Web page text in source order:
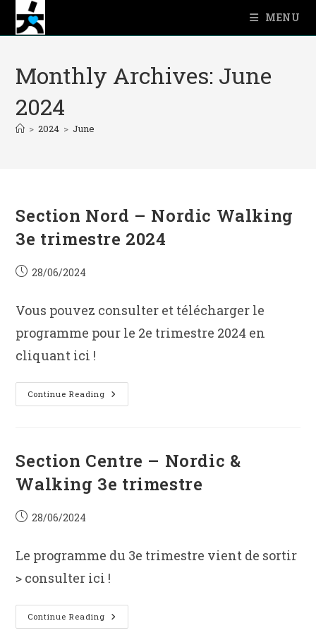
MENU
Monthly Archives: June
2024
> 2024 > June
Section Nord – Nordic Walking
3e trimestre 2024
Post28/06/2024
Vous pouvez consulter et télécharger le
programme pour le 2e trimestre 2024 en
cliquant ici !
Continue Reading Section
Nord
Trimestre
2024
Section Centre – Nordic &
Walking 3e trimestre
Post28/06/2024
Le programme du 3e trimestre vient de sortir
> consulter ici !
Continue Reading Section
Centre